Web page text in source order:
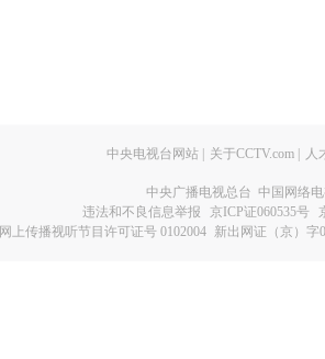
中央电视台网站 关于CCTV.com 人
中央广播电视总台 中国网络
违法和不良信息举报
京ICP证060535号
网上传播视听节目许可证号 0102004 新出网证（京）